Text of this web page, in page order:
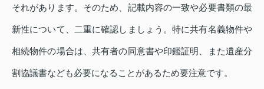
それがあります。そのため、記載内容の一致や必要書類の最
新性について、二重に確認しましょう。特に共有名義物件や
相続物件の場合は、共有者の同意書や印鑑証明、また遺産分
割協議書なども必要になることがあるため要注意です。